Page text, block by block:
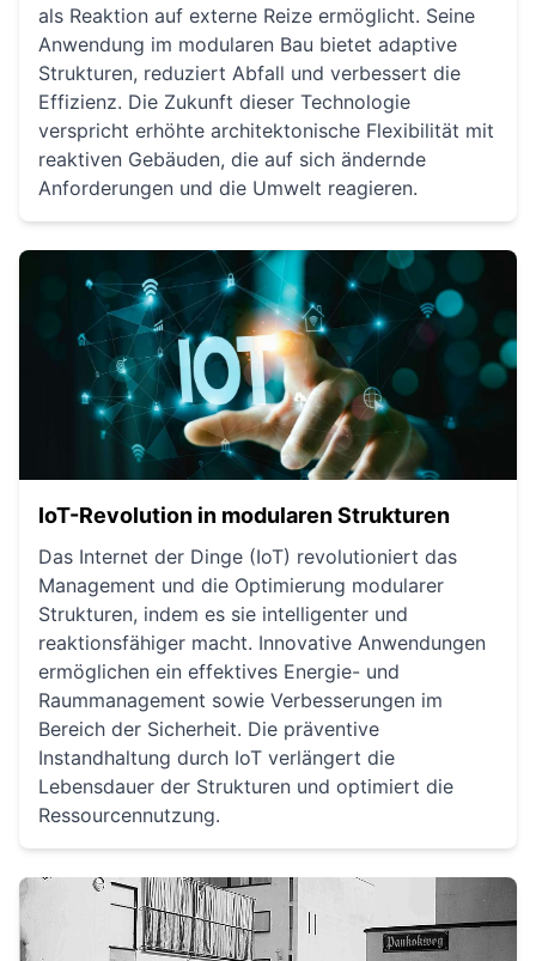
als Reaktion auf externe Reize ermöglicht. Seine
Anwendung im modularen Bau bietet adaptive
Strukturen, reduziert Abfall und verbessert die
Effizienz. Die Zukunft dieser Technologie
verspricht erhöhte architektonische Flexibilität mit
reaktiven Gebäuden, die auf sich ändernde
Anforderungen und die Umwelt reagieren.
IoT-Revolution in modularen Strukturen
Das Internet der Dinge (IoT) revolutioniert das
Management und die Optimierung modularer
Strukturen, indem es sie intelligenter und
reaktionsfähiger macht. Innovative Anwendungen
ermöglichen ein effektives Energie- und
Raummanagement sowie Verbesserungen im
Bereich der Sicherheit. Die präventive
Instandhaltung durch IoT verlängert die
Lebensdauer der Strukturen und optimiert die
Ressourcennutzung.